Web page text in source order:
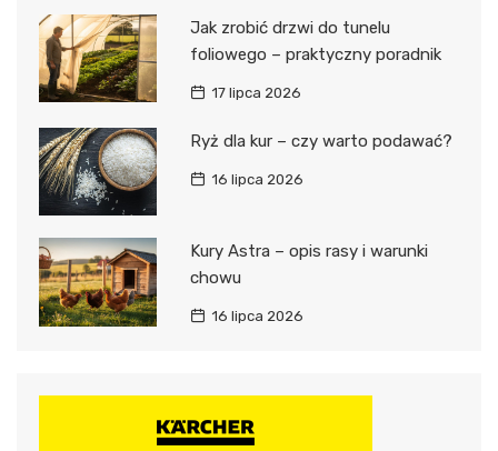
Jak zrobić drzwi do tunelu
foliowego – praktyczny poradnik
17 lipca 2026
Ryż dla kur – czy warto podawać?
16 lipca 2026
Kury Astra – opis rasy i warunki
chowu
16 lipca 2026